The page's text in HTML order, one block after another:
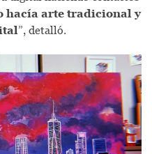
hacía arte tradicional y
”, detalló.